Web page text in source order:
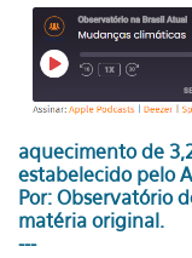
aquecimento de
estabelecido pelo
Por: Observatório
matéria original.
---